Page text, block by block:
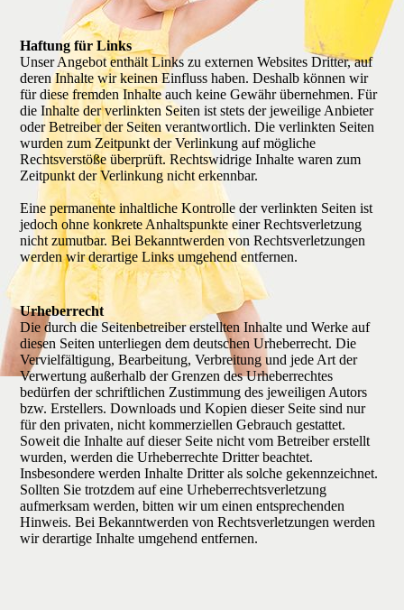
Haftung für Links
Unser Angebot enthält Links zu externen Websites Dritter, auf
deren Inhalte wir keinen Einfluss haben. Deshalb können wir
für diese fremden Inhalte auch keine Gewähr übernehmen. Für
die Inhalte der verlinkten Seiten ist stets der jeweilige Anbieter
oder Betreiber der Seiten verantwortlich. Die verlinkten Seiten
wurden zum Zeitpunkt der Verlinkung auf mögliche
Rechtsverstöße überprüft. Rechtswidrige Inhalte waren zum
Zeitpunkt der Verlinkung nicht erkennbar.
Eine permanente inhaltliche Kontrolle der verlinkten Seiten ist
jedoch ohne konkrete Anhaltspunkte einer Rechtsverletzung
nicht zumutbar. Bei Bekanntwerden von Rechtsverletzungen
werden wir derartige Links umgehend entfernen.
Urheberrecht
Die durch die Seitenbetreiber erstellten Inhalte und Werke auf
diesen Seiten unterliegen dem deutschen Urheberrecht. Die
Vervielfältigung, Bearbeitung, Verbreitung und jede Art der
Verwertung außerhalb der Grenzen des Urheberrechtes
bedürfen der schriftlichen Zustimmung des jeweiligen Autors
bzw. Erstellers. Downloads und Kopien dieser Seite sind nur
für den privaten, nicht kommerziellen Gebrauch gestattet.
Soweit die Inhalte auf dieser Seite nicht vom Betreiber erstellt
wurden, werden die Urheberrechte Dritter beachtet.
Insbesondere werden Inhalte Dritter als solche gekennzeichnet.
Sollten Sie trotzdem auf eine Urheberrechtsverletzung
aufmerksam werden, bitten wir um einen entsprechenden
Hinweis. Bei Bekanntwerden von Rechtsverletzungen werden
wir derartige Inhalte umgehend entfernen.